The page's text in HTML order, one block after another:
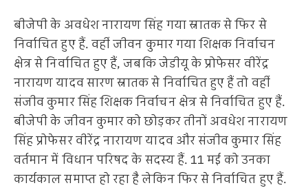
बीजेपी के अवधेश नारायण सिंह गया स्नातक से फिर से
निर्वाचित हुए हैं. वहीं जीवन कुमार गया शिक्षक निर्वाचन
क्षेत्र से निर्वाचित हुए हैं, जबकि जेडीयू के प्रोफेसर वीरेंद्र
नारायण यादव सारण स्नातक से निर्वाचित हुए हैं तो वहीं
संजीव कुमार सिंह शिक्षक निर्वाचन क्षेत्र से निर्वाचित हुए हैं.
बीजेपी के जीवन कुमार को छोड़कर तीनों अवधेश नारायण
सिंह प्रोफेसर वीरेंद्र नारायण यादव और संजीव कुमार सिंह
वर्तमान में विधान परिषद के सदस्य हैं. 11 मई को उनका
कार्यकाल समाप्त हो रहा है लेकिन फिर से निर्वाचित हुए हैं.